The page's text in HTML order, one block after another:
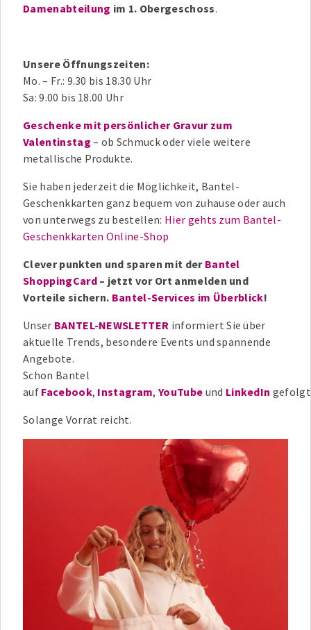
Damenabteilung im 1. Obergeschoss.
Unsere Öffnungszeiten:
Mo. – Fr.: 9.30 bis 18.30 Uhr
Sa: 9.00 bis 18.00 Uhr
Geschenke mit persönlicher Gravur zum
Valentinstag – ob Schmuck oder viele weitere
metallische Produkte.
Sie haben jederzeit die Möglichkeit, Bantel-
Geschenkkarten ganz bequem von zuhause oder auch
von unterwegs zu bestellen: Hier gehts zum Bantel-
Geschenkkarten Online-Shop
Clever punkten und sparen mit der Bantel
ShoppingCard– jetzt vor Ort anmelden und
Vorteile sichern. Bantel-Services im Überblick!
Unser BANTEL-NEWSLETTER informiert Sie über
aktuelle Trends, besondere Events und spannende
Angebote.
Schon Bantel
auf Facebook, Instagram,YouTube und LinkedIn
Solange Vorrat reicht.